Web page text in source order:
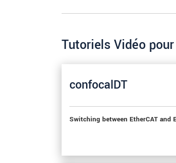
Tutoriels Vidéo
confocalDT
Switching between EtherCAT and